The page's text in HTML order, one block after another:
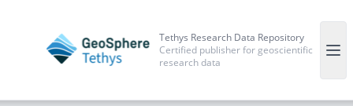
Tethys Research Data Repository
Certified publisher for geoscientific
research data